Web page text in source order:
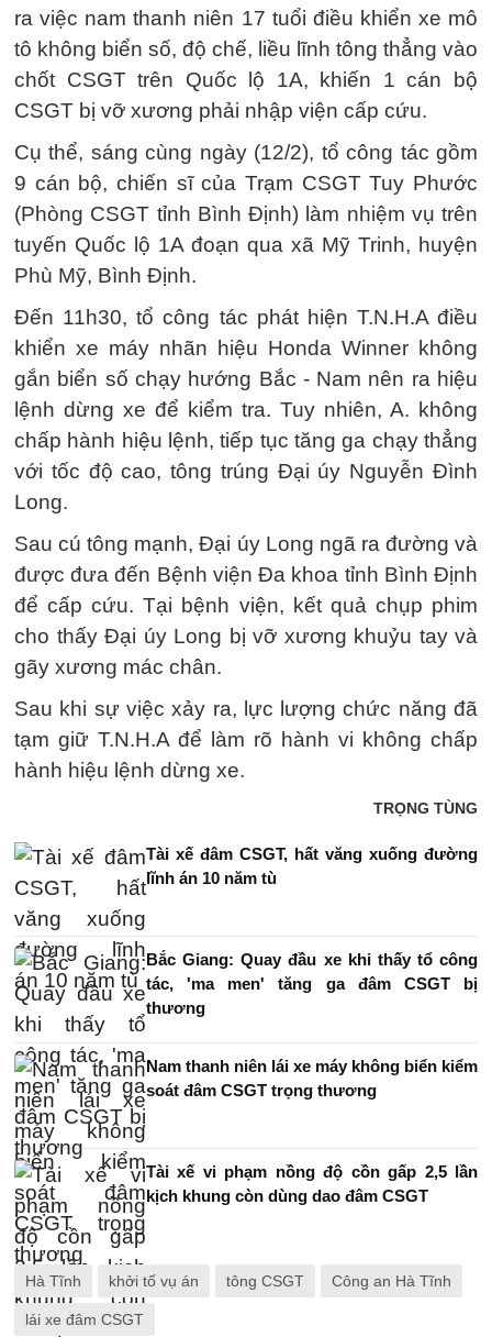
ra việc nam thanh niên 17 tuổi điều khiển xe mô
tô không biển số, độ chế, liều lĩnh tông thẳng vào
chốt CSGT trên Quốc lộ 1A, khiến 1 cán bộ
CSGT bị vỡ xương phải nhập viện cấp cứu.
Cụ thể, sáng cùng ngày (12/2), tổ công tác gồm
9 cán bộ, chiến sĩ của Trạm CSGT Tuy Phước
(Phòng CSGT tỉnh Bình Định) làm nhiệm vụ trên
tuyến Quốc lộ 1A đoạn qua xã Mỹ Trinh, huyện
Phù Mỹ, Bình Định.
Đến 11h30, tổ công tác phát hiện T.N.H.A điều
khiển xe máy nhãn hiệu Honda Winner không
gắn biển số chạy hướng Bắc - Nam nên ra hiệu
lệnh dừng xe để kiểm tra. Tuy nhiên, A. không
chấp hành hiệu lệnh, tiếp tục tăng ga chạy thẳng
với tốc độ cao, tông trúng Đại úy Nguyễn Đình
Long.
Sau cú tông mạnh, Đại úy Long ngã ra đường và
được đưa đến Bệnh viện Đa khoa tỉnh Bình Định
để cấp cứu. Tại bệnh viện, kết quả chụp phim
cho thấy Đại úy Long bị vỡ xương khuỷu tay và
gãy xương mác chân.
Sau khi sự việc xảy ra, lực lượng chức năng đã
tạm giữ T.N.H.A để làm rõ hành vi không chấp
hành hiệu lệnh dừng xe.
TRỌNG TÙNG
Tài xế đâm CSGT, hất văng xuống đường
lĩnh án 10 năm tù
Bắc Giang: Quay đầu xe khi thấy tổ công
tác, 'ma men' tăng ga đâm CSGT bị
thương
Nam thanh niên lái xe máy không biển kiểm
soát đâm CSGT trọng thương
Tài xế vi phạm nồng độ cồn gấp 2,5 lần
kịch khung còn dùng dao đâm CSGT
Hà Tĩnh khởi tố vụ án tông CSGT Công an Hà Tĩnh
lái xe đâm CSGT